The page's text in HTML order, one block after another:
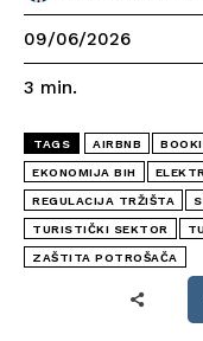
09/06/2026
3 min.
TAGS AIRBNB
EKONOMIJA BIH
REGULACIJA TRŽIŠTA
TURISTIČKI SEKTOR
ZAŠTITA POTROŠAČA